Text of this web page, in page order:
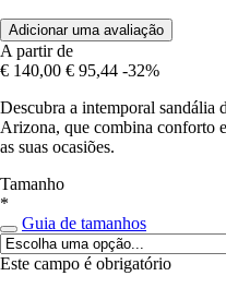
Adicionar uma avaliação
A partir de
€ 140,00 € 95,44 -32%
Descubra a intemporal
Arizona, que combina conforto
as suas ocasiões.
Tamanho
*
Guia de tamanhos
Este campo é obrigatório